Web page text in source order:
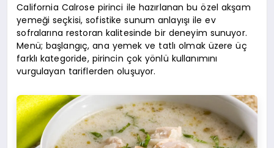
California Calrose pirinci ile hazırlanan bu özel akşam
yemeği seçkisi, sofistike sunum anlayışı ile ev
sofralarına restoran kalitesinde bir deneyim sunuyor.
Menü; başlangıç, ana yemek ve tatlı olmak üzere üç
farklı kategoride, pirincin çok yönlü kullanımını
vurgulayan tariflerden oluşuyor.